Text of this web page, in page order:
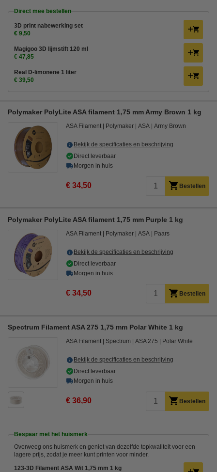
Direct mee bestellen
3D print nabewerking set
€ 9,50
Magigoo 3D lijmstift 120 ml
€ 47,85
Real D-limonene 1 liter
€ 39,50
Polymaker PolyLite ASA filament 1,75 mm Army Brown 1 kg
ASA Filament Polymaker ASA Army Brown
Bekijk de specificaties en beschrijving
Direct leverbaar
Morgen in huis
€ 34,50 Bestellen
Polymaker PolyLite ASA filament 1,75 mm Purple 1 kg
ASA Filament Polymaker ASA Paars
Bekijk de specificaties en beschrijving
Direct leverbaar
Morgen in huis
€ 34,50 Bestellen
Spectrum Filament ASA 275 1,75 mm Polar White 1 kg
ASA Filament Spectrum ASA 275 Polar White
Bekijk de specificaties en beschrijving
Direct leverbaar
Morgen in huis
€ 36,90 Bestellen
Bespaar met het huismerk
Overweeg ons huismerk en geniet van dezelfde topkwaliteit voor een
lagere prijs, zodat je meer kunt printen voor minder.
123-3D Filament ASA Wit 1,75 mm 1 kg